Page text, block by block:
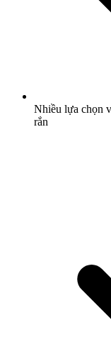
Nhiều lựa chọn
rắn